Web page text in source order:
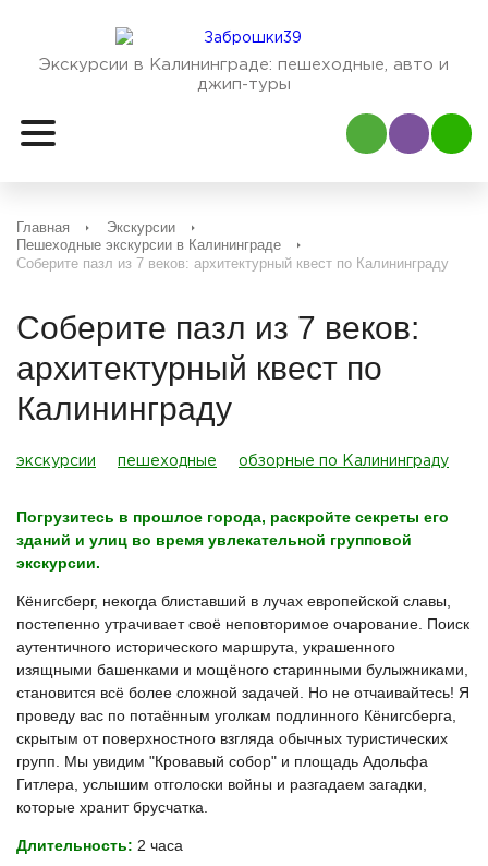
Экскурсии в Калининграде: пешеходные, авто и
джип-туры
Наш Viber
Наш
Главная
Экскурсии
Пешеходные экскурсии в Калининграде
Соберите пазл из 7 веков: архитектурный квест по Калининграду
Соберите пазл из 7 веков:
архитектурный квест по
Калининграду
экскурсии пешеходные обзорные по Калининграду
Погрузитесь в прошлое города, раскройте секреты его
зданий и улиц во время увлекательной групповой
экскурсии.
Кёнигсберг, некогда блиставший в лучах европейской славы,
постепенно утрачивает своё неповторимое очарование. Поиск
аутентичного исторического маршрута, украшенного
изящными башенками и мощёного старинными булыжниками,
становится всё более сложной задачей. Но не отчаивайтесь! Я
проведу вас по потаённым уголкам подлинного Кёнигсберга,
скрытым от поверхностного взгляда обычных туристических
групп. Мы увидим "Кровавый собор" и площадь Адольфа
Гитлера, услышим отголоски войны и разгадаем загадки,
которые хранит брусчатка.
Длительность: 2 часа